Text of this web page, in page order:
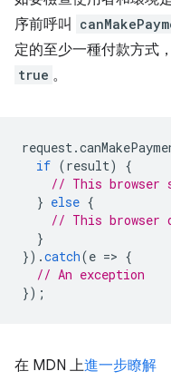
序前呼叫
定的至少一種付款方式
true 。
request.
if (result)
{
// This browser
} else {
// This browser
}
}).catch(e => {
// An exception
});
在 MDN 上進一步瞭解